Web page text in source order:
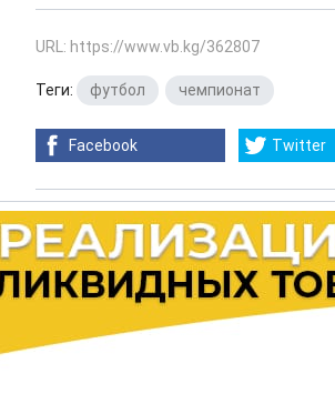
URL: https://www.vb.kg/362807
Теги: футбол чемпионат
Facebook Twitter